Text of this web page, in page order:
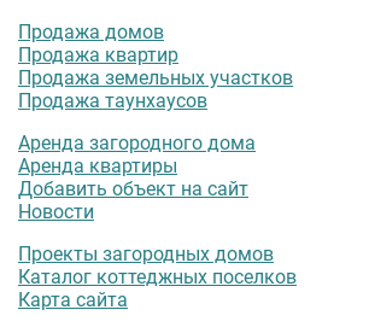
Продажа домов
Продажа квартир
Продажа земельных участков
Продажа таунхаусов
Аренда загородного дома
Аренда квартиры
Добавить объект на сайт
Новости
Проекты загородных домов
Каталог коттеджных поселков
Карта сайта